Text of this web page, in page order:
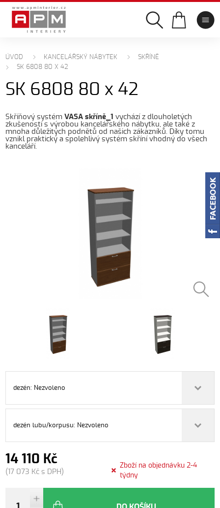
ÚVOD KANCELÁŘSKÝ NÁBYTEK
SKŘÍNĚ
SK 6808 80 X 42
SK 6808 80 x 42
Skříňový systémVASA skříně_1 vychází z dlouholetých
zkušeností s výrobou kancelářského nábytku, ale také z
mnoha důležitých podnětů od našich zákazníků. Díky tomu
vznikl praktický a spolehlivý systém skříní vhodný do všech
kanceláří.
dezén: Nezvoleno
dezén lubu/korpusu: Nezvoleno
14 110 Kč
(17 073 Kč s DPH)
Zboží na objednávku 2-4
týdny